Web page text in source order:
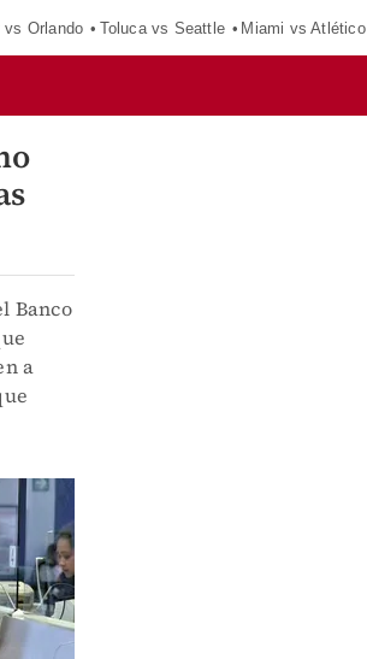
vs Orlando Toluca vs Seattle Miami vs Atlético
Banco
a